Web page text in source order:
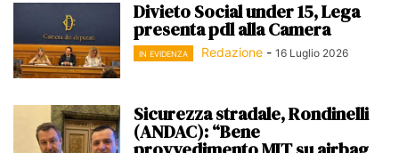
Divieto Social under 15, Lega
presenta pdl alla Camera
IN EVIDENZA Redazione - 16 Luglio 2026
Sicurezza stradale, Rondinelli
(ANDAC): “Bene